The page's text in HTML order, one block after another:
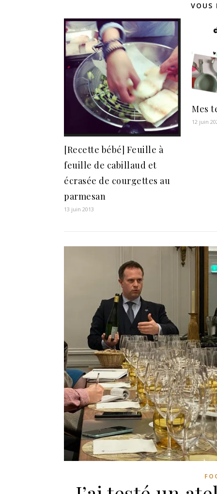
VOUS
[Recette bébé] Feuille à
feuille de cabillaud et
écrasée de courgettes au
parmesan
13 juin 2013
Mes
12 juin